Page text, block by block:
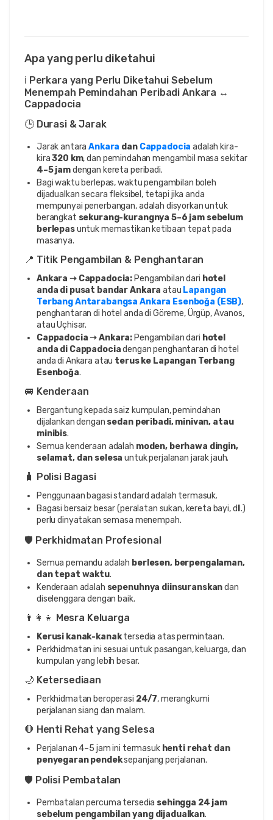
Apa yang perlu diketahui
ℹ️ Perkara yang Perlu Diketahui Sebelum
Menempah Pemindahan Peribadi Ankara ↔
Cappadocia
🕒 Durasi & Jarak
Jarak antaraAnkara dan Cappadocia adalah kira-
kira320 km, dan pemindahan mengambil masa sekitar
4–5 jamdengan kereta peribadi.
Bagi waktu berlepas, waktu pengambilan boleh
dijadualkan secara fleksibel, tetapi jika anda
mempunyai penerbangan, adalah disyorkan untuk
berangkat sekurang-kurangnya 5–6 jam sebelum
berlepasuntuk memastikan ketibaan tepat pada
masanya.
📍 Titik Pengambilan & Penghantaran
Ankara ➝ Cappadocia: Pengambilan dari hotel
anda di pusat bandar Ankara atau Lapangan
Terbang Antarabangsa Ankara Esenboğa (ESB),
penghantaran di hotel anda di Göreme, Ürgüp, Avanos,
atau Uçhisar.
Cappadocia ➝ Ankara: Pengambilan dari hotel
anda di Cappadociadengan penghantaran di hotel
anda di Ankara atau terus ke Lapangan Terbang
Esenboğa.
🚐 Kenderaan
Bergantung kepada saiz kumpulan, pemindahan
dijalankan dengan sedan peribadi, minivan, atau
minibis.
Semua kenderaan adalah moden, berhawa dingin,
selamat, dan selesa untuk perjalanan jarak jauh.
🧳 Polisi Bagasi
Penggunaan bagasi standard adalah termasuk.
Bagasi bersaiz besar (peralatan sukan, kereta bayi, dll.)
perlu dinyatakan semasa menempah.
🛡️ Perkhidmatan Profesional
Semua pemandu adalah berlesen, berpengalaman,
dan tepat waktu.
Kenderaan adalah sepenuhnya diinsuranskandan
diselenggara dengan baik.
👨‍👩‍👧 Mesra Keluarga
Kerusi kanak-kanaktersedia atas permintaan.
Perkhidmatan ini sesuai untuk pasangan, keluarga, dan
kumpulan yang lebih besar.
🌙 Ketersediaan
Perkhidmatan beroperasi 24/7, merangkumi
perjalanan siang dan malam.
🛑 Henti Rehat yang Selesa
Perjalanan 4–5 jam ini termasuk henti rehat dan
penyegaran pendeksepanjang perjalanan.
🛡️ Polisi Pembatalan
Pembatalan percuma tersedia sehingga 24 jam
sebelum pengambilan yang dijadualkan.